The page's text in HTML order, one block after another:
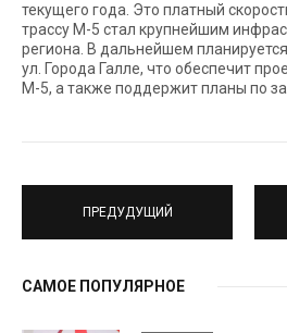
текущего года. Это платный
трассу М-5 стал крупнейшим
региона. В дальнейшем
ул. Города Галле, что обеспечит
М-5, а также поддержит планы по
ПРЕДУДУЩИЙ
САМОЕ ПОПУЛЯРНОЕ